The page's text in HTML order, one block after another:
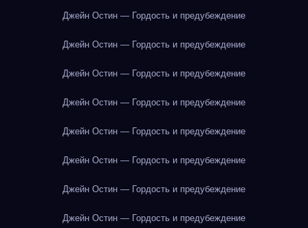
Джейн Остин — Гордость и предубеждение
Джейн Остин — Гордость и предубеждение
Джейн Остин — Гордость и предубеждение
Джейн Остин — Гордость и предубеждение
Джейн Остин — Гордость и предубеждение
Джейн Остин — Гордость и предубеждение
Джейн Остин — Гордость и предубеждение
Джейн Остин — Гордость и предубеждение